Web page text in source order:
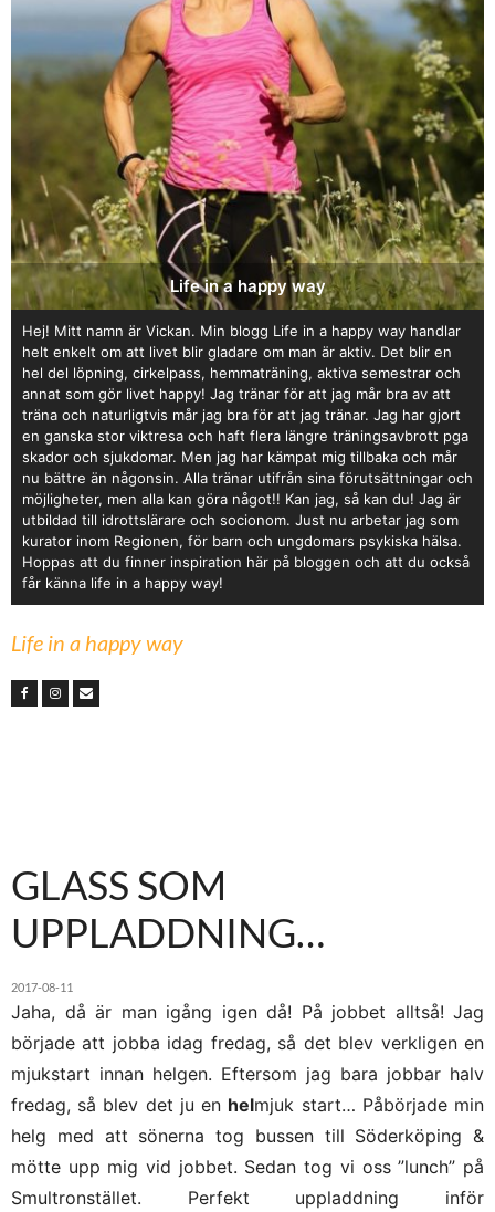
Life in a happy way
Hej! Mitt namn är Vickan. Min blogg Life in a happy way handlar
helt enkelt om att livet blir gladare om man är aktiv. Det blir en
hel del löpning, cirkelpass, hemmaträning, aktiva semestrar och
annat som gör livet happy! Jag tränar för att jag mår bra av att
träna och naturligtvis mår jag bra för att jag tränar. Jag har gjort
en ganska stor viktresa och haft flera längre träningsavbrott pga
skador och sjukdomar. Men jag har kämpat mig tillbaka och mår
nu bättre än någonsin. Alla tränar utifrån sina förutsättningar och
möjligheter, men alla kan göra något!! Kan jag, så kan du! Jag är
utbildad till idrottslärare och socionom. Just nu arbetar jag som
kurator inom Regionen, för barn och ungdomars psykiska hälsa.
Hoppas att du finner inspiration här på bloggen och att du också
får känna life in a happy way!
Life in a happy way
GLASS SOM
UPPLADDNING…
2017-08-11
Jaha, då är man igång igen då! På jobbet alltså! Jag
började att jobba idag fredag, så det blev verkligen en
mjukstart innan helgen. Eftersom jag bara jobbar halv
fredag, så blev det ju en helmjuk start… Påbörjade min
helg med att sönerna tog bussen till Söderköping &
mötte upp mig vid jobbet. Sedan tog vi oss ”lunch” på
Smultronstället. Perfekt uppladdning inför